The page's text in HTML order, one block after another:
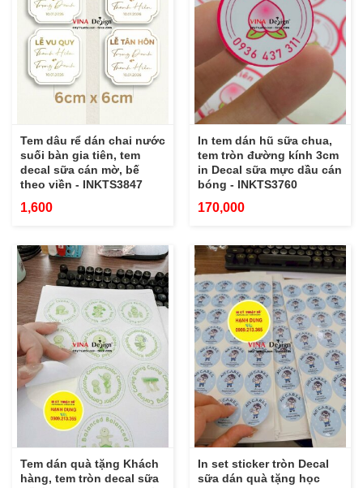
Tem dâu rể dán chai nước
suối bàn gia tiên, tem
decal sữa cán mờ, bế
theo viền - INKTS3847
1,600
In tem dán hũ sữa chua,
tem tròn đường kính 3cm
in Decal sữa mực dầu cán
bóng - INKTS3760
170,000
Tem dán quà tặng Khách
hàng, tem tròn decal sữa
In set sticker tròn Decal
sữa dán quà tặng học